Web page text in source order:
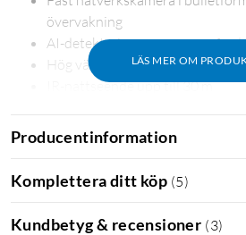
LÄS MER OM
övervakning
AI-detektering av personer,
Hög vädertålighet (IP66-
IR-nattseende upp till 30 m
4K-bild med hög detaljrikedom
G6 Bullet spelar in i 4K-upplösning
som gör det enklare att följa händelser
Producentinformation
Komplettera ditt köp (5)
Kundbetyg & recensioner (3)